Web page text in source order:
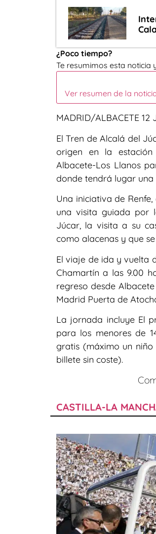
¿Poco tiempo?
Te resumimos esta noticia
Ver resumen de la
MADRID/ALBACETE 12
El Tren de Alcalá del
origen en la estación
Albacete-Los Llanos
donde tendrá lugar
Una iniciativa de
una visita guiada por
Júcar, la visita a su
como alacenas y que
El viaje de ida y vuelta
Chamartín a las 9.00
regreso desde
Madrid Puerta de
La jornada incluye El
para los menores de
gratis (máximo un
billete sin coste).
CASTILLA-LA